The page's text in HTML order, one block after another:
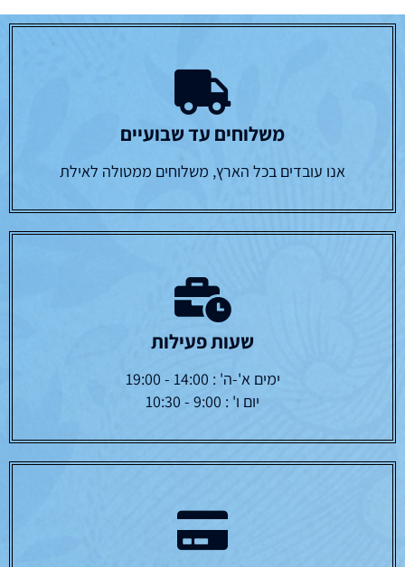
משלוחים עד שבועיים
אנו עובדים בכל הארץ, משלוחים ממטולה לאילת
שעות פעילות
ימים א'-ה' : 14:00 - 19:00
יום ו' : 9:00 - 10:30